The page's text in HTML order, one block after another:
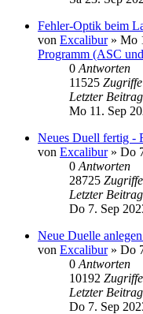
Fehler-Optik beim
von Excalibur» Mo
Programm (ASC
0 Antworten
11525 Zugriffe
Letzter Beitrag
Mo 11. Sep
Neues Duell fertig -
von Excalibur» Do
0 Antworten
28725 Zugriffe
Letzter Beitrag
Do 7. Sep
Neue Duelle
von Excalibur» Do
0 Antworten
10192 Zugriffe
Letzter Beitrag
Do 7. Sep